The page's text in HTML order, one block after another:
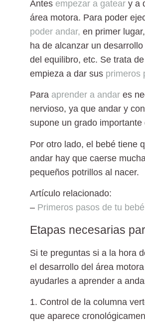
Antes empezar a gatear y a
área motora. Para poder
poder andar, en primer
ha de alcanzar un
del equilibro, etc. Se trata
empieza a dar sus primeros
Para aprender a andar es
nervioso, ya que andar y
supone un grado
Por otro lado, el bebé tiene
andar hay que caerse
pequeños potrillos al nacer.
Artículo relacionado:
– Primeros pasos de tu
Etapas necesarias
Si te preguntas si a la hora
el desarrollo del área
ayudarles a aprender a
1. Control de la columna
que aparece